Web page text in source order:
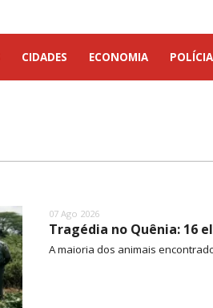
CIDADES ECONOMIA POLÍCIA
07 Ago 2026
Tragédia no Quênia: 16
A maioria dos animais